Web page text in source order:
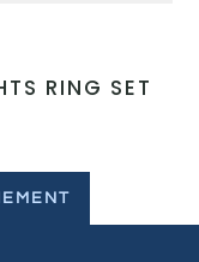
RING SET